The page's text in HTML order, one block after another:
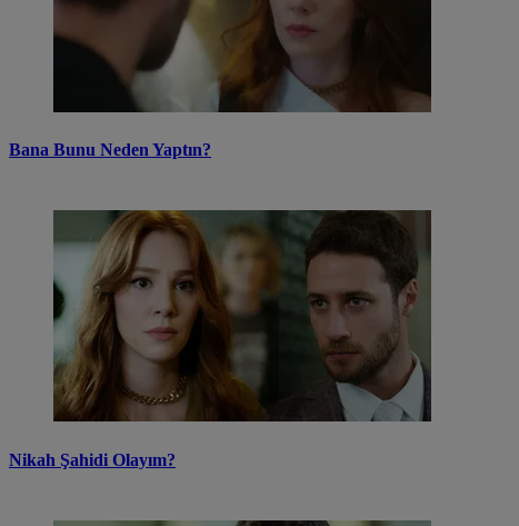
Bana Bunu Neden Yaptın?
Nikah Şahidi Olayım?